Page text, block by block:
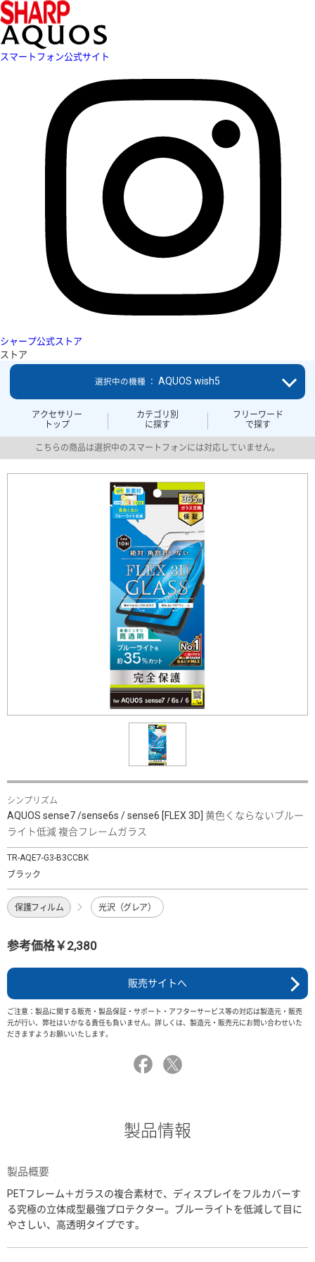
スマートフォン公式サイト
シャープ公式ストア
ストア
アクセサリー
トップ
カテゴリ別
に探す
フリーワード
で探す
選択中の機種 ： AQUOS wish5
こちらの商品は選択中のスマートフォンには対応していません。
シンプリズム
AQUOS sense7 /sense6s / sense6 [FLEX 3D] 黄色くならないブルー
ライト低減 複合フレームガラス
TR-AQE7-G3-B3CCBK
ブラック
保護フィルム 光沢（グレア）
参考価格￥2,380
販売サイトへ
ご注意：製品に関する販売・製品保証・サポート・アフターサービス等の対応は製造元・販売
元が行い、弊社はいかなる責任も負いません。詳しくは、製造元・販売元にお問い合わせいた
だきますようお願いいたします。
製品情報
製品概要
PETフレーム＋ガラスの複合素材で、ディスプレイをフルカバーす
る究極の立体成型最強プロテクター。ブルーライトを低減して目に
やさしい、高透明タイプです。